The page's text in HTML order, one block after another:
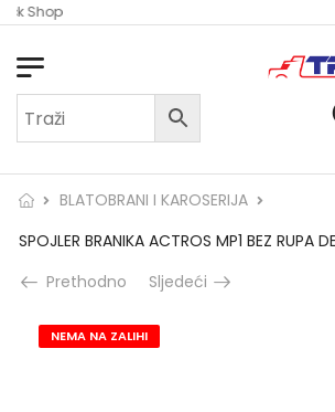
Shop
BLATOBRANI I KAROSERIJA
SPOJLER BRANIKA ACTROS MP1 BEZ RUPA
Prethodno
Sljedeći
NEMA NA ZALIHI